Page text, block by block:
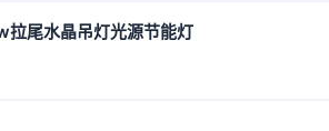
拉尾水晶吊灯光源节能灯